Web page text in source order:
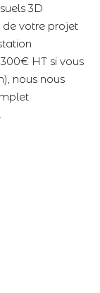
3D
de votre projet
HT si vous
nous nous